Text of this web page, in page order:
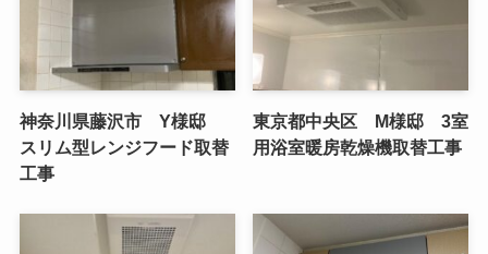
神奈川県藤沢市 Y様邸
スリム型レンジフード取替
工事
東京都中央区 M様邸 3室
用浴室暖房乾燥機取替工事